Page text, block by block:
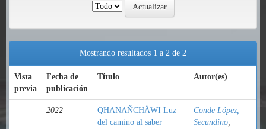
Mostrando resultados 1 a 2 de 2
Vista
previa
Fecha de
publicación
Título Autor(es)
2022
QHANAÑCHÄWI Luz
del camino al saber
Conde López,
Secundino;